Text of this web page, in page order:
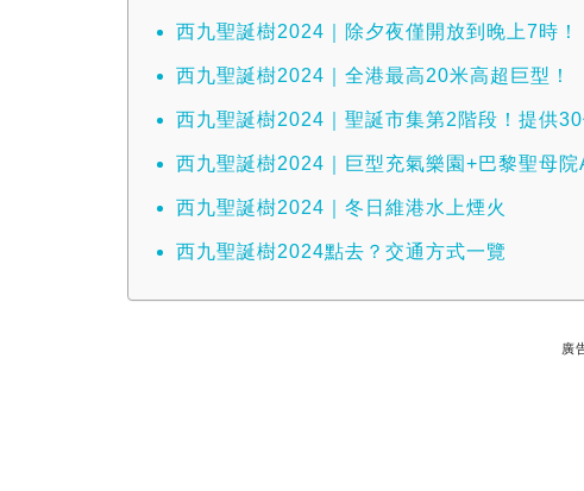
西九聖誕樹2024｜除夕夜僅開放到晚上7時！
西九聖誕樹2024｜全港最高20米高超巨型！
西九聖誕樹2024｜聖誕市集第2階段！提供
西九聖誕樹2024｜巨型充氣樂園+巴黎聖母院
西九聖誕樹2024｜冬日維港水上煙火
西九聖誕樹2024點去？交通方式一覽
廣